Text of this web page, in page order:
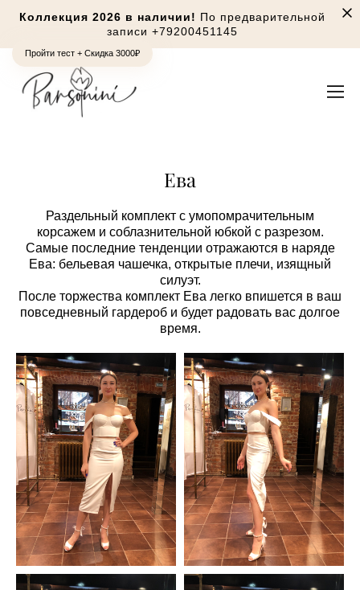
Пройти тест + Скидка 3000₽
Коллекция 2026 в наличии! По предварительной
записи +79200451145
Ева
Раздельный комплект с умопомрачительным
корсажем и соблазнительной юбкой с разрезом.
Самые последние тенденции отражаются в наряде
Ева: бельевая чашечка, открытые плечи, изящный
силуэт.
После торжества комплект Ева легко впишется в ваш
повседневный гардероб и будет радовать вас долгое
время.